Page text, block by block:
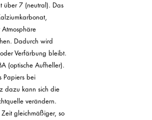
über 7 (neutral). Das
Dadurch wird
Verfärbung bleibt.
(optische Aufheller).
Papiers bei
dazu kann sich die
verändern.
gleichmäßiger, so